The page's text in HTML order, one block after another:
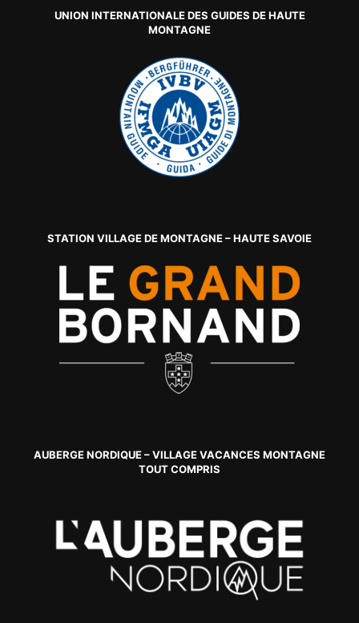
UNION INTERNATIONALE DES GUIDES DE HAUTE
MONTAGNE
STATION VILLAGE DE MONTAGNE – HAUTE SAVOIE
AUBERGE NORDIQUE – VILLAGE VACANCES MONTAGNE
TOUT COMPRIS